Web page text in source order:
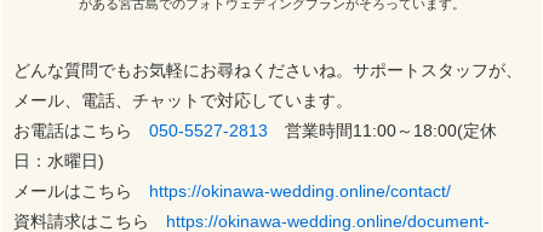
がある宮古島でのフォトウェディングプランがそろっています。
どんな質問でもお気軽にお尋ねくださいね。サポートスタッフが、
メール、電話、チャットで対応しています。
お電話はこちら050-5527-2813 営業時間11:00～18:00(定休
日：水曜日)
メールはこちら https://okinawa-wedding.online/contact/
資料請求はこちら https://okinawa-wedding.online/document-